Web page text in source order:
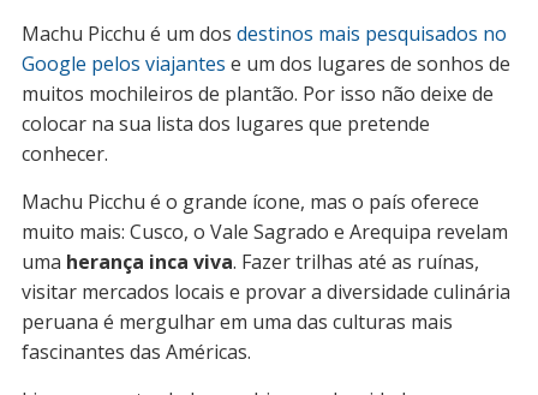
Machu Picchu é um dos destinos mais pesquisados no
Google pelos viajantes e um dos lugares de sonhos de
muitos mochileiros de plantão. Por isso não deixe de
colocar na sua lista dos lugares que pretende
conhecer.
Machu Picchu é o grande ícone, mas o país oferece
muito mais: Cusco, o Vale Sagrado e Arequipa revelam
uma herança inca viva. Fazer trilhas até as ruínas,
visitar mercados locais e provar a diversidade culinária
peruana é mergulhar em uma das culturas mais
fascinantes das Américas.